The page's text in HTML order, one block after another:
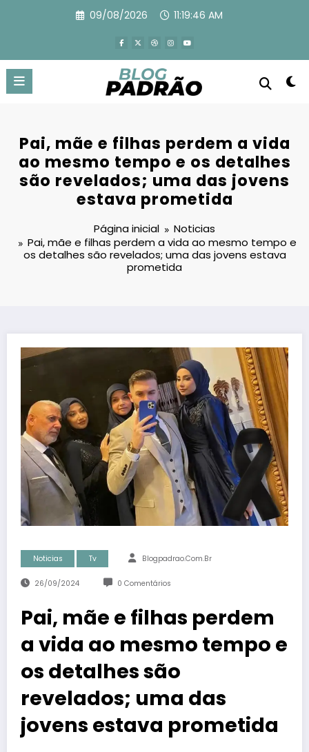
09/08/2026 11:19:48 AM
Pai, mãe e filhas perdem a vida
ao mesmo tempo e os detalhes
são revelados; uma das jovens
estava prometida
Página inicial
Noticias
Pai, mãe e filhas perdem a vida ao mesmo tempo e
os detalhes são revelados; uma das jovens estava
prometida
Noticias Tv Blogpadrao.com.br
26/09/2024 0 Comentários
Pai, mãe e filhas perdem
a vida ao mesmo tempo e
os detalhes são
revelados; uma das
jovens estava prometida